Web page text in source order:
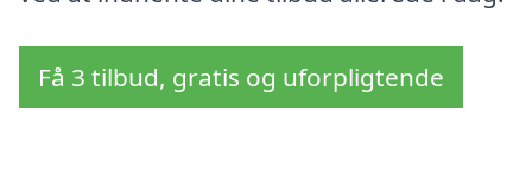
Få 3 tilbud, gratis og uforpligtende